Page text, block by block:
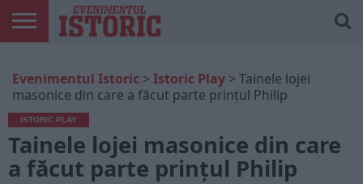
ONLINE
EDIȚII
TIPĂRITE
ISTORIC
PLAY
CONTUL
MEU
Evenimentul Istoric > Istoric Play > Tainele lojei
masonice din care a făcut parte prințul Philip
ISTORIC PLAY
Tainele lojei masonice din care
a făcut parte prințul Philip